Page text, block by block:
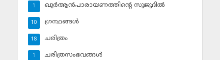
ഖുര്‍ആന്‍പാരായണത്തിന്റെ സുജൂദില്‍
1
ഗ്രന്ഥങ്ങള്‍
10
ചരിത്രം
18
ചരിത്രസംഭവങ്ങള്‍
1